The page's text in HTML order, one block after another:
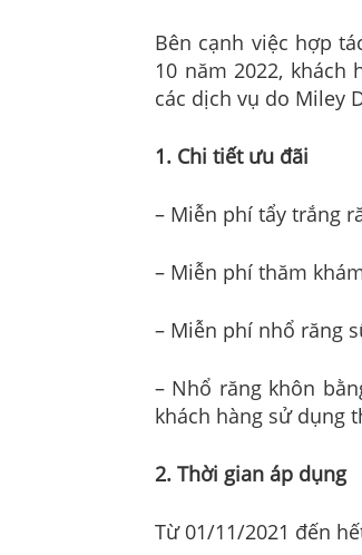
Bên cạnh việc hợp
10 năm 2022, khách
các dịch vụ do Miley
1. Chi tiết ưu đãi
– Miễn phí tẩy trắng
– Miễn phí thăm
– Miễn phí nhổ răng
– Nhổ răng khôn
khách hàng sử dụng
2. Thời gian áp dụng
Từ 01/11/2021 đến